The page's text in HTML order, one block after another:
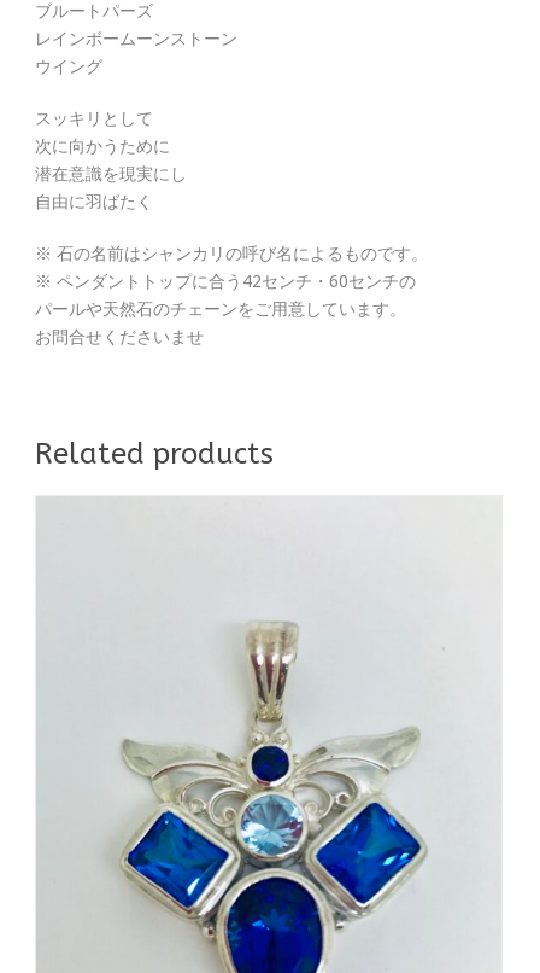
ブルートパーズ
レインボームーンストーン
ウイング
スッキリとして
次に向かうために
潜在意識を現実にし
自由に羽ばたく
※ 石の名前はシャンカリの呼び名によるものです。
※ ペンダントトップに合う42センチ・60センチの
パールや天然石のチェーンをご用意しています。
お問合せくださいませ
Related products